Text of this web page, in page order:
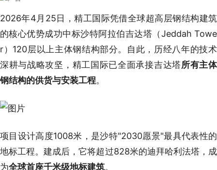
2026年4月25日，精工国际凭借全球超高层钢结构建筑
的核心优势成功中标沙特阿拉伯吉达塔（Jeddah Towe
r）120层以上主体钢结构部分。自此，历经八年的技术
深耕与战略攻坚，精工国际已全面承接吉达塔所有主体
钢结构的供货与安装工程。
项目设计高度1008米，是沙特"2030愿景"最具代表性的
地标工程。建成后，它将超过828米的迪拜哈利法塔，成
为全球首座千米级地标建筑。